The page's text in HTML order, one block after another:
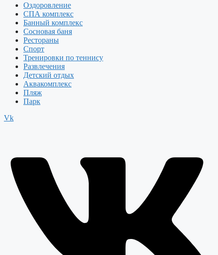
Оздоровление
СПА комплекс
Банный комплекс
Сосновая баня
Рестораны
Спорт
Тренировки по теннису
Развлечения
Детский отдых
Аквакомплекс
Пляж
Парк
Vk